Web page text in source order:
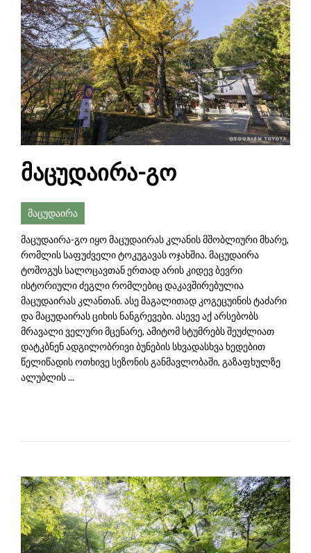
მაცუდაირა-გო
მაცუდაირა
მაცუდაირა-გო იყო მაცუდაირას კლანის მშობლიური მხარე,
რომლის საფუძველი ტოკუგავას ოჯახშია. მაცუდაირა
ტოშოგუს სალოცავთან ერთად არის კიდევ ბევრი
ისტორიული ძეგლი რომლებიც დაკავშირებულია
მაცუდაირას კლანთან. ასე მაგალითად კოგეცუინის ტაძარი
და მაცუდაირას ციხის ნანგრევები. ასევე აქ არსებობს
მრავალი ველური მცენარე, ამიტომ სტუმრებს შეუძლიათ
დატკბნენ ადგილობრივი ბუნების სხვადასხვა ხედებით
წელიწადის ოთხივე სეზონის განმავლობაში, გაზაფხულზე
ალუბლის ...